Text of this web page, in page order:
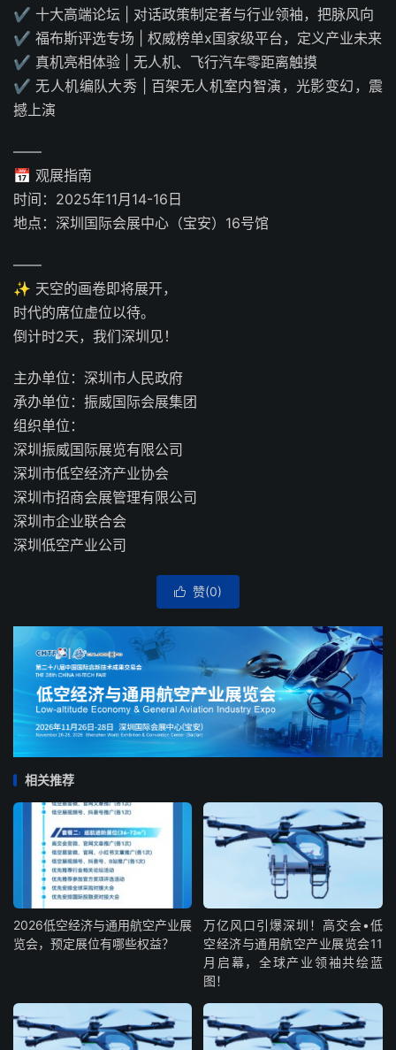
✔️ 十大高端论坛 | 对话政策制定者与行业领袖，把脉风向
✔️ 福布斯评选专场 | 权威榜单x国家级平台，定义产业未来
✔️ 真机亮相体验 | 无人机、飞行汽车零距离触摸
✔️ 无人机编队大秀 | 百架无人机室内智演，光影变幻，震
撼上演
——
📅 观展指南
时间：2025年11月14-16日
地点：深圳国际会展中心（宝安）16号馆
——
✨ 天空的画卷即将展开，
时代的席位虚位以待。
倒计时2天，我们深圳见！
主办单位：深圳市人民政府
承办单位：振威国际会展集团
组织单位：
深圳振威国际展览有限公司
深圳市低空经济产业协会
深圳市招商会展管理有限公司
深圳市企业联合会
深圳低空产业公司
 赞(0)
相关推荐
2026低空经济与通用航空产业展
览会，预定展位有哪些权益？
万亿风口引爆深圳！高交会•低
空经济与通用航空产业展览会11
月启幕，全球产业领袖共绘蓝
图！